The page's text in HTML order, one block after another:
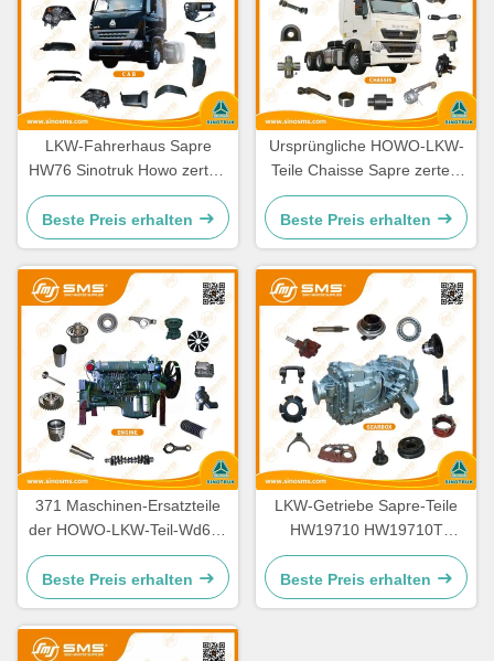
LKW-Fahrerhaus Sapre
HW76 Sinotruk Howo zerteilt
Ersatzteile Cabine
Beste Preis erhalten
Ursprüngliche HOWO-LKW-
Teile Chaisse Sapre zerteilt
Standardgröße
Beste Preis erhalten
371 Maschinen-Ersatzteile
der HOWO-LKW-Teil-Wd615
336 Maschinen-Ersatzteile
Beste Preis erhalten
LKW-Getriebe Sapre-Teile
HW19710 HW19710T
HW19712 Sinotruk Howo
Beste Preis erhalten